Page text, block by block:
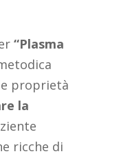
“Plasma
proprietà
la
ricche di